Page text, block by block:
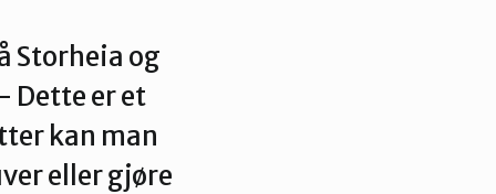
Storheia og
Dette er et
kan man
eller gjøre